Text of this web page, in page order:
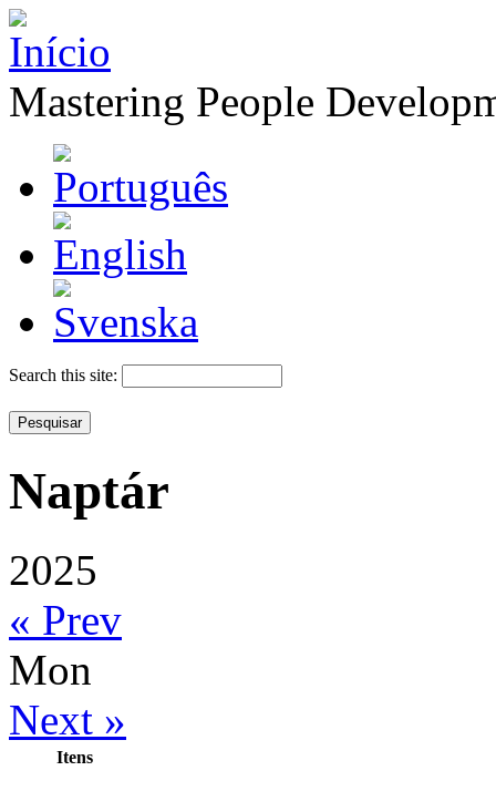
Mastering People
Search this site:
Naptár
2025
« Prev
Mon
Next »
Itens